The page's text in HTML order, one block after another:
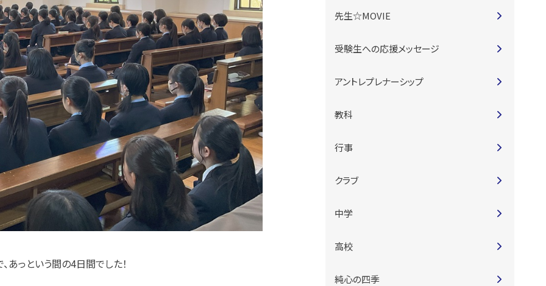
あっという間の4日間でした！
先生☆MOVIE
受験生への応援メッセージ
アントレプレナーシップ
教科
行事
クラブ
中学
高校
純心の四季